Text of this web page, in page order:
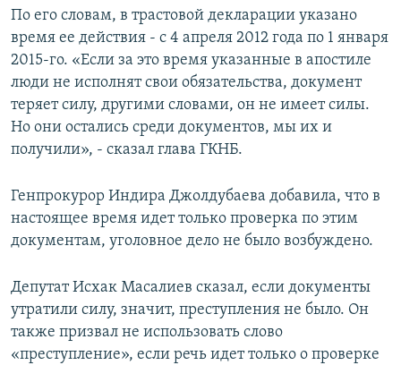
По его словам, в трастовой декларации указано
время ее действия - с 4 апреля 2012 года по 1 января
2015-го. «Если за это время указанные в апостиле
люди не исполнят свои обязательства, документ
теряет силу, другими словами, он не имеет силы.
Но они остались среди документов, мы их и
получили», - сказал глава ГКНБ.
Генпрокурор Индира Джолдубаева добавила, что в
настоящее время идет только проверка по этим
документам, уголовное дело не было возбуждено.
Депутат Исхак Масалиев сказал, если документы
утратили силу, значит, преступления не было. Он
также призвал не использовать слово
«преступление», если речь идет только о проверке